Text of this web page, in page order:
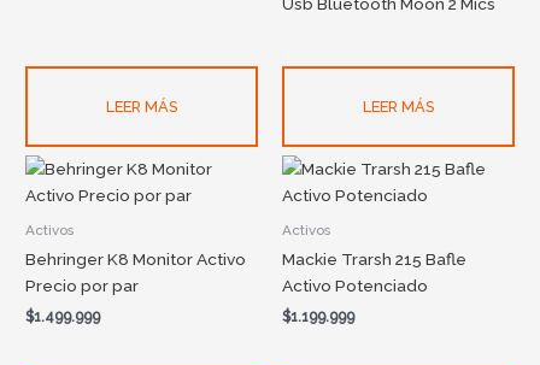
LEER MÁS
Usb Bluetooth Moon 2 Mics
LEER MÁS
Activos
Behringer K8 Monitor Activo
Precio por par
$1.499.999
Activos
Mackie Trarsh 215 Bafle
Activo Potenciado
$1.199.999